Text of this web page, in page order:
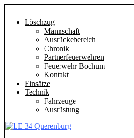
Löschzug
Mannschaft
Ausrückebereich
Chronik
Partnerfeuerwehren
Feuerwehr Bochum
Kontakt
Einsätze
Technik
Fahrzeuge
Ausrüstung